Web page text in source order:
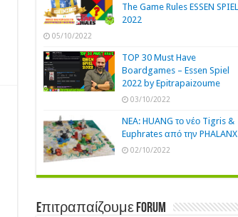
The Game Rules ESSEN SPIEL
2022
05/10/2022
TOP 30 Must Have
Boardgames – Essen Spiel
2022 by Epitrapaizoume
03/10/2022
NEA: HUANG το νέο Tigris &
Euphrates από την PHALANX
02/10/2022
Eπιτραπαίζουμε Forum